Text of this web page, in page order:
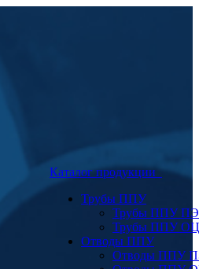
Каталог продукции
Трубы ППУ
Трубы ППУ ПЭ
Трубы ППУ ОЦ
Отводы ППУ
Отводы ППУ